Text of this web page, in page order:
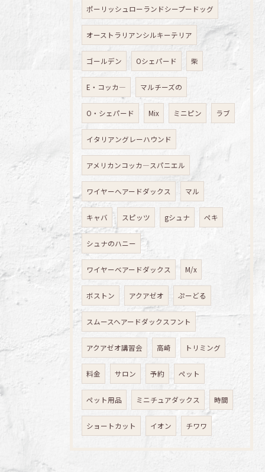
ポーリッシュローランドシープードッグ
オーストラリアンシルキーテリア
ゴールデン Oシェパード 柴
E・コッカ― マルチーズの
O・シェパード Mix ミニピン ラブ
イタリアングレーハウンド
アメリカンコッカ―スパニエル
ワイヤーへアードダックス マル
キャバ スピッツ gシュナ ペキ
シュナのハニー
ワイヤーベアードダックス M/x
ボストン アクアゼオ ぷーどる
スムースヘアードダックスフント
アクアゼオ講習会 高崎 トリミング
料金 サロン 予約 ペット
ペット用品 ミニチュアダックス 時間
ショートカット イオン チワワ